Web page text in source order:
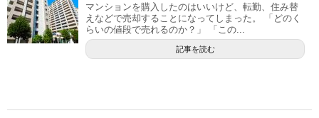
マンションを購入したのはいいけど、転勤、住み替
えなどで売却することになってしまった。 「どのく
らいの値段で売れるのか？」 「この...
記事を読む